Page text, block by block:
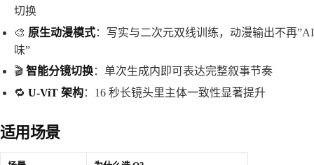
切换
🎨 原生动漫模式：写实与二次元双线训练，动漫输出不再”AI
味”
🎬 智能分镜切换：单次生成内即可表达完整叙事节奏
🔁 U-ViT 架构：16 秒长镜头里主体一致性显著提升
适用场景